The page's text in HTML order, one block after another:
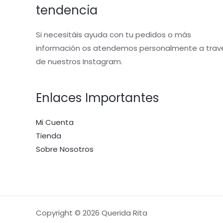
tendencia
Si necesitáis ayuda con tu pedidos o más
información os atendemos personalmente a
de nuestros Instagram.
Enlaces Importantes
Mi Cuenta
Tienda
Sobre Nosotros
Copyright © 2026 Querida Rita